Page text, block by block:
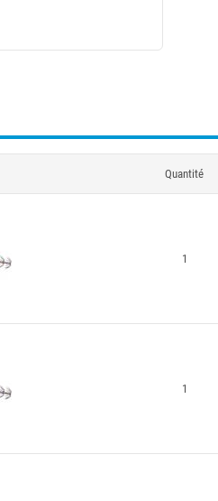
Quantité
1
1